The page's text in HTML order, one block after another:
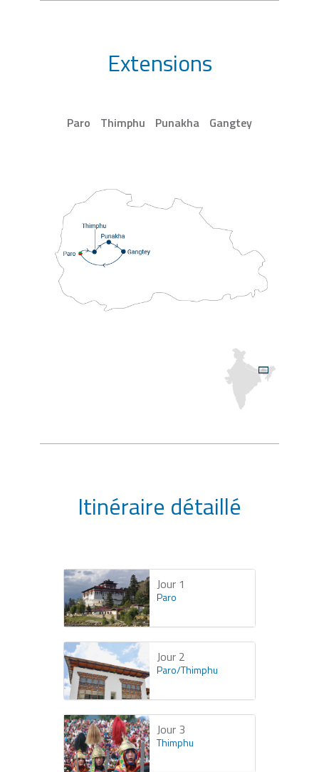
Extensions
Paro Thimphu Punakha Gangtey
Itinéraire détaillé
Jour 1
Paro
Jour 2
Paro/Thimphu
Jour 3
Thimphu